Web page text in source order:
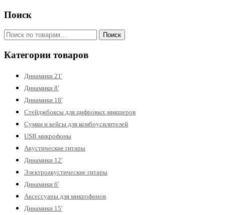
Поиск
Искать: Поиск
Категории товаров
Динамики 21'
Динамики 8'
Динамики 18'
Стейджбоксы для цифровых микшеров
Сумки и кейсы для комбоусилителей
USB микрофоны
Акустические гитары
Динамики 12'
Электроакустические гитары
Динамики 6'
Аксессуары для микрофонов
Динамики 15'